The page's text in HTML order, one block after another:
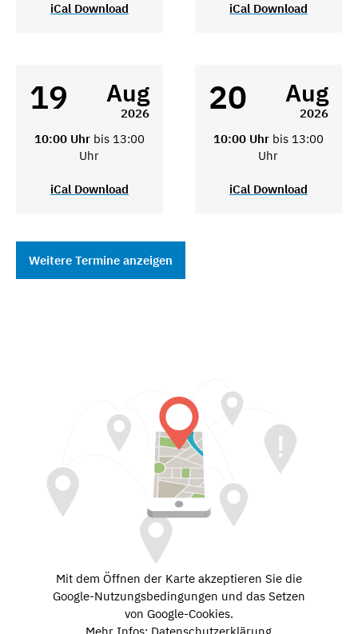
iCal Download iCal Download
19 Aug
2026
10:00 Uhr bis 13:00
Uhr
iCal Download
20 Aug
2026
10:00 Uhr bis 13:00
Uhr
iCal Download
Weitere Termine anzeigen
Mit dem Öffnen der Karte akzeptieren Sie die
Google-Nutzungsbedingungen und das Setzen
von Google-Cookies.
Mehr Infos: Datenschutzerklärung